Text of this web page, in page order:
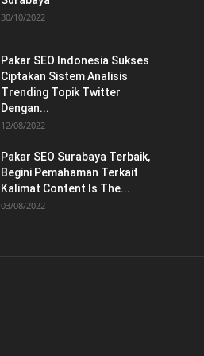
30/10/2022
Pakar SEO Indonesia Sukses
Ciptakan Sistem Analisis
Trending Topik Twitter
Dengan...
12/08/2022
Pakar SEO Surabaya Terbaik,
Begini Pemahaman Terkait
Kalimat Content Is The...
03/08/2022